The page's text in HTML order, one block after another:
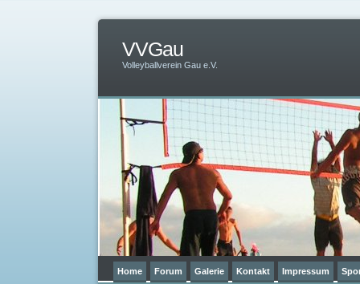
VVGau
Volleyballverein Gau e.V.
Home Forum Galerie Kontakt Impressum